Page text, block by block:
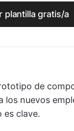
plantilla gratis/a
de
nuevos
es clave.